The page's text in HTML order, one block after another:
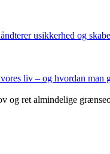
usikkerhed og
liv – og hvordan man
og ret almindelige